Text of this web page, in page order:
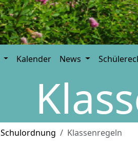
Kalender News
Schulordnung Klassenregeln